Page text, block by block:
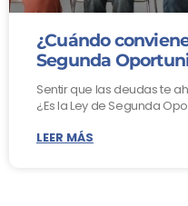
¿Cuándo
Segunda
Sentir que las deudas te
¿Es la Ley de Segunda
LEER MÁS